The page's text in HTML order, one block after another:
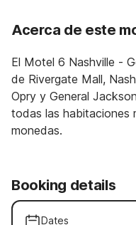
Acerca de este
El Motel 6 Nashville -
de Rivergate Mall,
Opry y General
todas las habitaciones
monedas.
Booking details
Dates